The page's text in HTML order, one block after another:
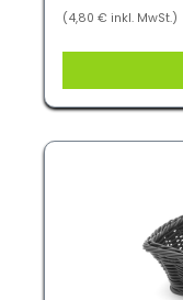
(4,80 € inkl. MwSt.)